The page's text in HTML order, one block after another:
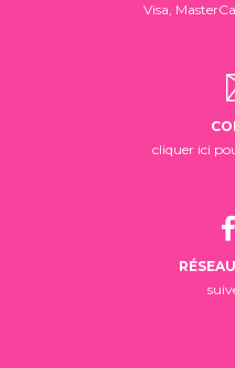
Visa,
cliquer ici